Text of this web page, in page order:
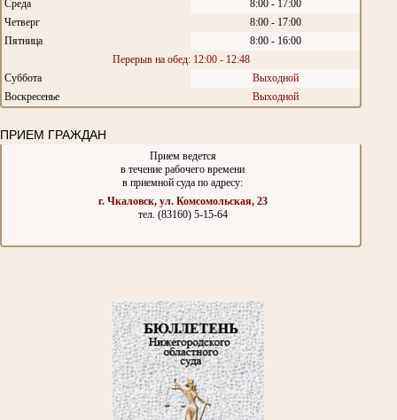
Среда
8:00 - 17:00
Четверг
8:00 - 17:00
Пятница
8:00 - 16:00
Перерыв на обед: 12:00 - 12:48
Суббота
Выходной
Воскресенье
Выходной
ПРИЕМ ГРАЖДАН
Прием ведется
в течение рабочего времени
в приемной суда по адресу:
г. Чкаловск, ул. Комсомольская, 23
тел. (83160) 5-15-64